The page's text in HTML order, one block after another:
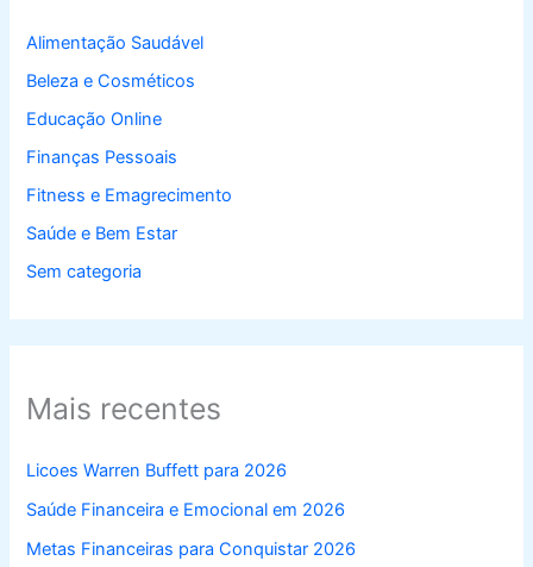
Alimentação Saudável
Beleza e Cosméticos
Educação Online
Finanças Pessoais
Fitness e Emagrecimento
Saúde e Bem Estar
Sem categoria
Mais recentes
Licoes Warren Buffett para 2026
Saúde Financeira e Emocional em 2026
Metas Financeiras para Conquistar 2026